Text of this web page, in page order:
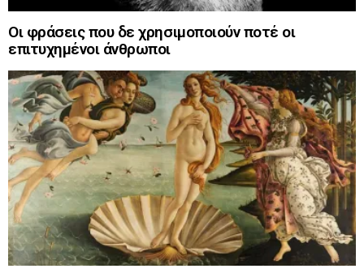
Οι φράσεις που δε χρησιμοποιούν ποτέ οι
επιτυχημένοι άνθρωποι